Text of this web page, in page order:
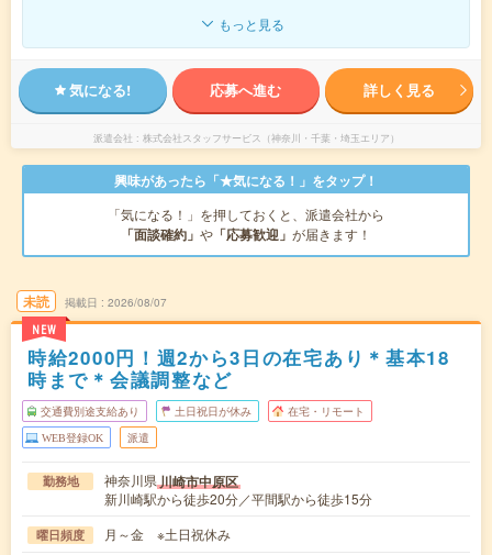
もっと見る
気になる! 応募へ進む 詳しく見る
派遣会社 株式会社スタッフサービス（神奈川・千葉・埼玉エリア）
興味があったら「★気になる！」をタップ！
「気になる！」を押しておくと、派遣会社から
「面談確約」 や 「応募歓迎」 が届きます！
未読
NEW
掲載日 2026/08/07
時給2000円！週2から3日の在宅あり＊基本18
時まで＊会議調整など
交通費別途支給あり 土日祝日が休み 在宅・リモート
WEB登録OK 派遣
勤務地 神奈川県川崎市中原区
新川崎駅から徒歩20分／平間駅から徒歩15分
曜日頻度 月～金 ※土日祝休み